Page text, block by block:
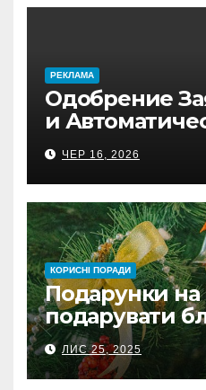
PЕКЛАМА
Одобрение
и
на Банковский
Проверь
ЧЕР 16, 2026
КОРИСНІ ПОРАДИ
Подарунки на
подарувати
Польщі
ЛИС 25, 2025